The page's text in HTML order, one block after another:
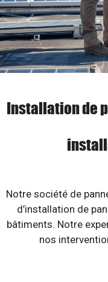
Installation de
Notre société de
d’installation de
bâtiments. Notre
nos